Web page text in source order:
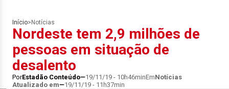
Início> Notícias
Nordeste tem 2,9 milhões de
pessoas em situação de
desalento
PorEstadão Conteúdo 19/11/19 - 10h46minEmNotícias
Atualizado em
19/11/19 - 11h37min